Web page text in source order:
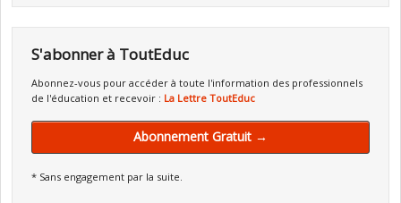
S'abonner à ToutEduc
Abonnez-vous pour accéder à toute l'information des professionnels
de l'éducation et recevoir : La Lettre ToutEduc
Abonnement Gratuit →
* Sans engagement par la suite.